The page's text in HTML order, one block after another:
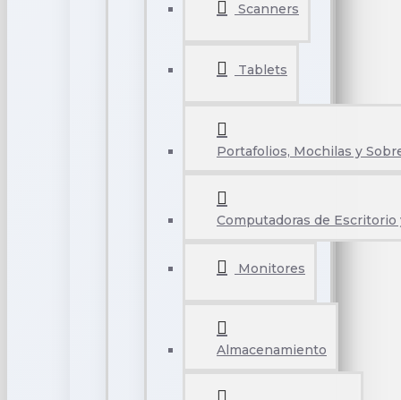
Scanners
Tablets
Portafolios, Mochilas y
Computadoras de Escritorio
Monitores
Almacenamiento